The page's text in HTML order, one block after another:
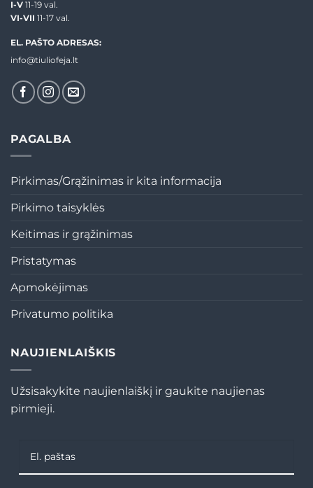
I-V 11-19 val.
VI-VII 11-17 val.
EL. PAŠTO ADRESAS:
info@tiuliofeja.lt
PAGALBA
Pirkimas/Grąžinimas ir kita informacija
Pirkimo taisyklės
Keitimas ir grąžinimas
Pristatymas
Apmokėjimas
Privatumo politika
NAUJIENLAIŠKIS
Užsisakykite naujienlaiškį ir gaukite naujienas
pirmieji.